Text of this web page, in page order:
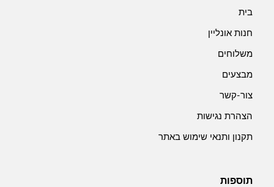
בית
חנות אונליין
משלוחים
מבצעים
צור-קשר
הצהרת נגישות
תקנון ותנאי שימוש באתר
תוספות